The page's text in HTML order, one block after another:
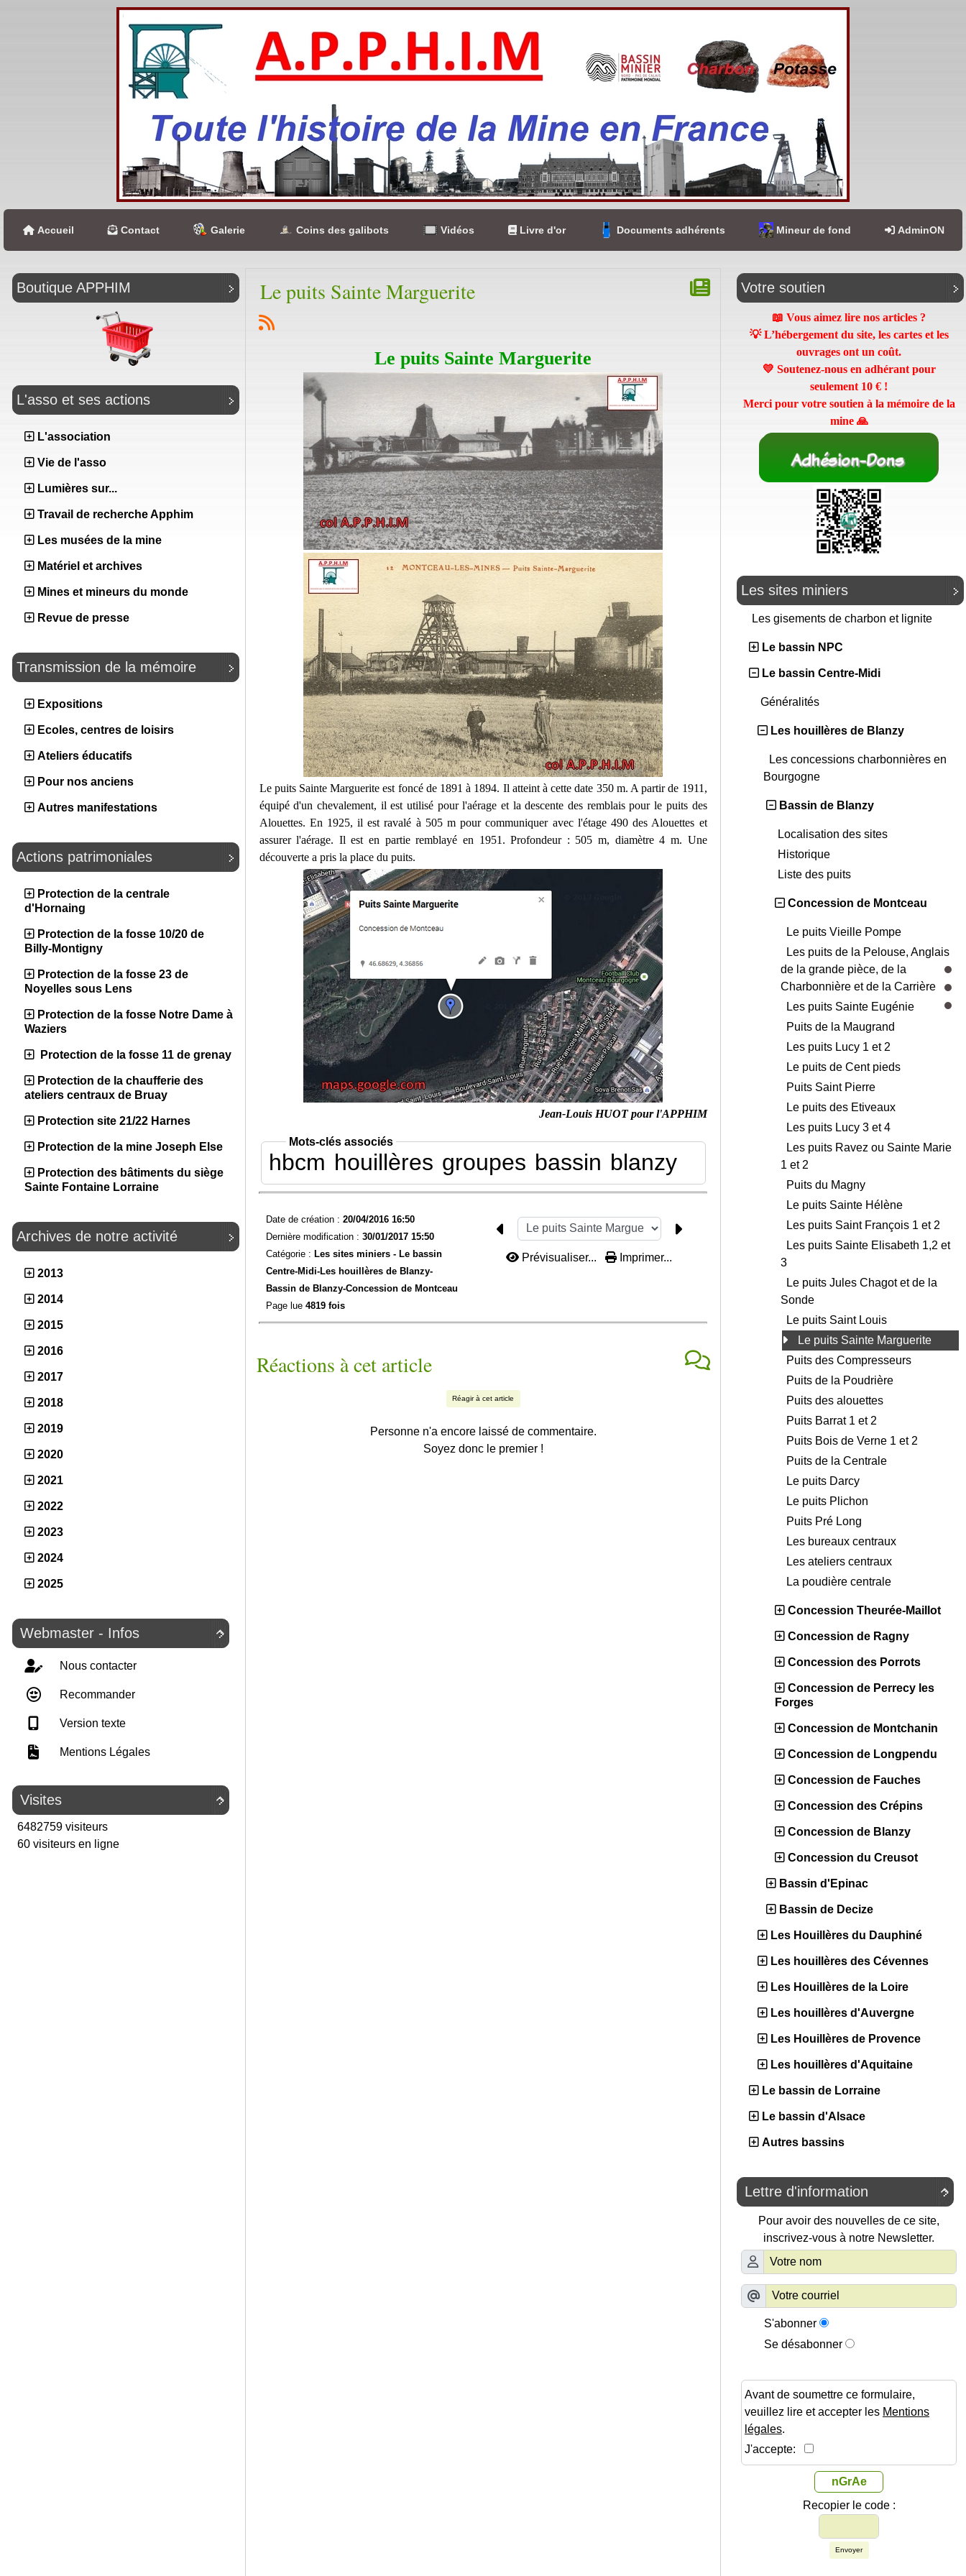
Accueil Contact Galerie Coins des galibots Vidéos Livre d'or Documents adhérents Mineur de fond AdminON
Boutique APPHIM
L'asso et ses actions
L'association
Vie de l'asso
Lumières sur...
Travail de recherche Apphim
Les musées de la mine
Matériel et archives
Mines et mineurs du monde
Revue de presse
Transmission de la mémoire
Expositions
Ecoles, centres de loisirs
Ateliers éducatifs
Pour nos anciens
Autres manifestations
Actions patrimoniales
Protection de la centrale
d'Hornaing
Protection de la fosse 10/20 de
Billy-Montigny
Protection de la fosse 23 de
Noyelles sous Lens
Protection de la fosse Notre Dame à
Waziers
Protection de la fosse 11 de grenay
Protection de la chaufferie des
ateliers centraux de Bruay
Protection site 21/22 Harnes
Protection de la mine Joseph Else
Protection des bâtiments du siège
Sainte Fontaine Lorraine
Archives de notre activité
2013
2014
2015
2016
2017
2018
2019
2020
2021
2022
2023
2024
2025

Webmaster - Infos
Nous contacter
Recommander
Version texte
Mentions Légales

Visites
6482759 visiteurs
60 visiteurs en ligne
Le puits Sainte Marguerite
Le puits Sainte Marguerite
Le puits Sainte Marguerite est foncé de 1891 à 1894. Il atteint à cette date 350 m. A partir de 1911,
équipé d'un chevalement, il est utilisé pour l'aérage et la descente des remblais pour le puits des
Alouettes. En 1925, il est ravalé à 505 m pour communiquer avec l'étage 490 des Alouettes et
assurer l'aérage. Il est en partie remblayé en 1951. Profondeur : 505 m, diamètre 4 m. Une
découverte a pris la place du puits.
Jean-Louis HUOT pour l'APPHIM
Mots-clés associés
hbcm houillères groupes bassin blanzy
Date de création : 20/04/2016 16:50
Dernière modification : 30/01/2017 15:50
Catégorie : Les sites miniers - Le bassin
Centre-Midi-Les houillères de Blanzy-
Bassin de Blanzy-Concession de Montceau
Page lue 4819 fois
Prévisualiser... Imprimer...
Réactions à cet article
Réagir à cet article
Personne n'a encore laissé de commentaire.
Soyez donc le premier !
Votre soutien
📖 Vous aimez lire nos articles ?
💡 L’hébergement du site, les cartes et les
ouvrages ont un coût.
💛 Soutenez-nous en adhérant pour
seulement 10 € !
Merci pour votre soutien à la mémoire de la
mine 🙏
Les sites miniers
Les gisements de charbon et lignite
Le bassin NPC
Le bassin Centre-Midi
Généralités
Les houillères de Blanzy
Les concessions charbonnières en
Bourgogne
Bassin de Blanzy
Localisation des sites
Historique
Liste des puits
Concession de Montceau
Le puits Vieille Pompe
Les puits de la Pelouse, Anglais
de la grande pièce, de la
Charbonnière et de la Carrière
Les puits Sainte Eugénie
Puits de la Maugrand
Les puits Lucy 1 et 2
Le puits de Cent pieds
Puits Saint Pierre
Le puits des Etiveaux
Les puits Lucy 3 et 4
Les puits Ravez ou Sainte Marie
1 et 2
Puits du Magny
Le puits Sainte Hélène
Les puits Saint François 1 et 2
Les puits Sainte Elisabeth 1,2 et
3
Le puits Jules Chagot et de la
Sonde
Le puits Saint Louis
Le puits Sainte Marguerite
Puits des Compresseurs
Puits de la Poudrière
Puits des alouettes
Puits Barrat 1 et 2
Puits Bois de Verne 1 et 2
Puits de la Centrale
Le puits Darcy
Le puits Plichon
Puits Pré Long
Les bureaux centraux
Les ateliers centraux
La poudière centrale
Concession Theurée-Maillot
Concession de Ragny
Concession des Porrots
Concession de Perrecy les
Forges
Concession de Montchanin
Concession de Longpendu
Concession de Fauches
Concession des Crépins
Concession de Blanzy
Concession du Creusot
Bassin d'Epinac
Bassin de Decize
Les Houillères du Dauphiné
Les houillères des Cévennes
Les Houillères de la Loire
Les houillères d'Auvergne
Les Houillères de Provence
Les houillères d'Aquitaine
Le bassin de Lorraine
Le bassin d'Alsace
Autres bassins

Lettre d'information
Pour avoir des nouvelles de ce site,
inscrivez-vous à notre Newsletter.
S'abonner
Se désabonner
Avant de soumettre ce formulaire,
veuillez lire et accepter les Mentions
légales.
J'accepte:
nGrAe
Recopier le code :
Envoyer